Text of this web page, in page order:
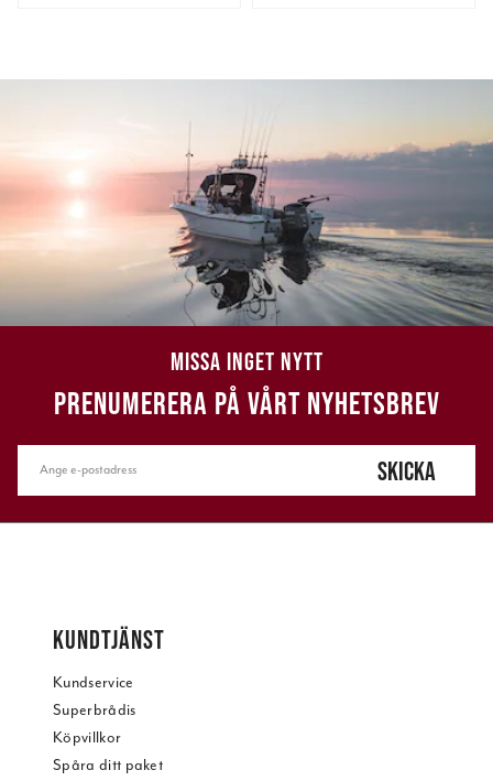
MISSA INGET NYTT
PRENUMERERA PÅ VÅRT NYHETSBREV
SKICKA
KUNDTJÄNST
Kundservice
Superbrådis
Köpvillkor
Spåra ditt paket